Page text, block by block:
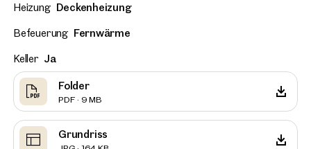
Heizung Deckenheizung
Befeuerung Fernwärme
Keller Ja
Folder
PDF · 9 MB
Grundriss